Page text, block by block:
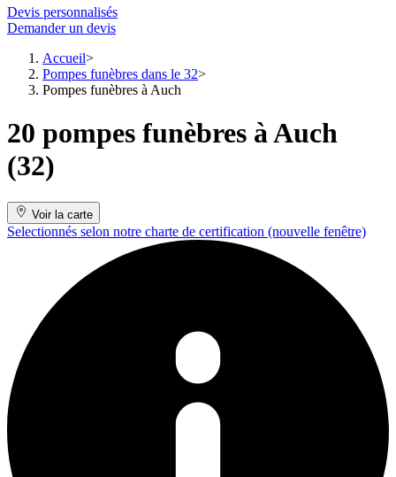
Devis personnalisés
Demander un devis
Accueil
Pompes funèbres dans le 32
Pompes funèbres à Auch
20 pompes funèbres à Auch
(32)
Voir la carte
Selectionnés selon notre charte de certification (nouvelle fenêtre)